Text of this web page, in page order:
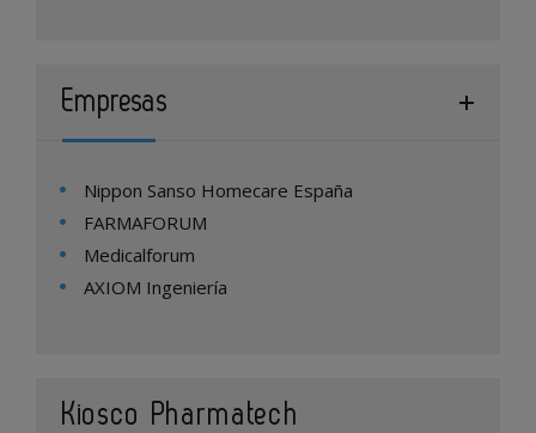
Empresas
Nippon Sanso Homecare España
FARMAFORUM
Medicalforum
AXIOM Ingeniería
Kiosco Pharmatech